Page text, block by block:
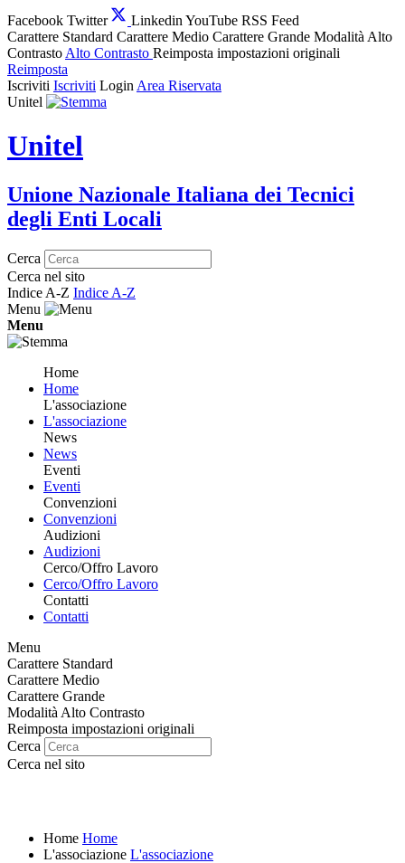
Facebook Twitter Linkedin YouTube RSS Feed
Carattere Standard Carattere Medio Carattere Grande Modalità Alto
Contrasto Alto Contrasto Reimposta impostazioni originali
Reimposta
Iscriviti Iscriviti Login Area Riservata
Unitel
Unitel
Unione Nazionale Italiana dei Tecnici
degli Enti Locali
Cerca
Cerca nel sito
Indice A-Z Indice A-Z
Menu
Menu
Home
Home
L'associazione
L'associazione
News
News
Eventi
Eventi
Convenzioni
Convenzioni
Audizioni
Audizioni
Cerco/Offro Lavoro
Cerco/Offro Lavoro
Contatti
Contatti
Menu
Carattere Standard
Carattere Medio
Carattere Grande
Modalità Alto Contrasto
Reimposta impostazioni originali
Cerca
Cerca nel sito
Home Home
L'associazione L'associazione